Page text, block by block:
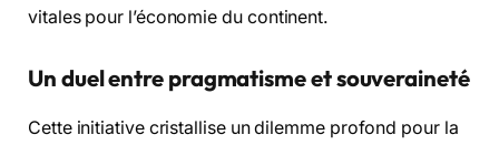
vitales pour l’économie du continent.
Un duel entre pragmatisme et souveraineté
Cette initiative cristallise un dilemme profond pour la